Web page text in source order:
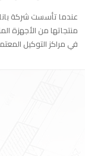
عندما تأسست شركة
منتجاتها من الأجهزة
في مراكز التوكيل